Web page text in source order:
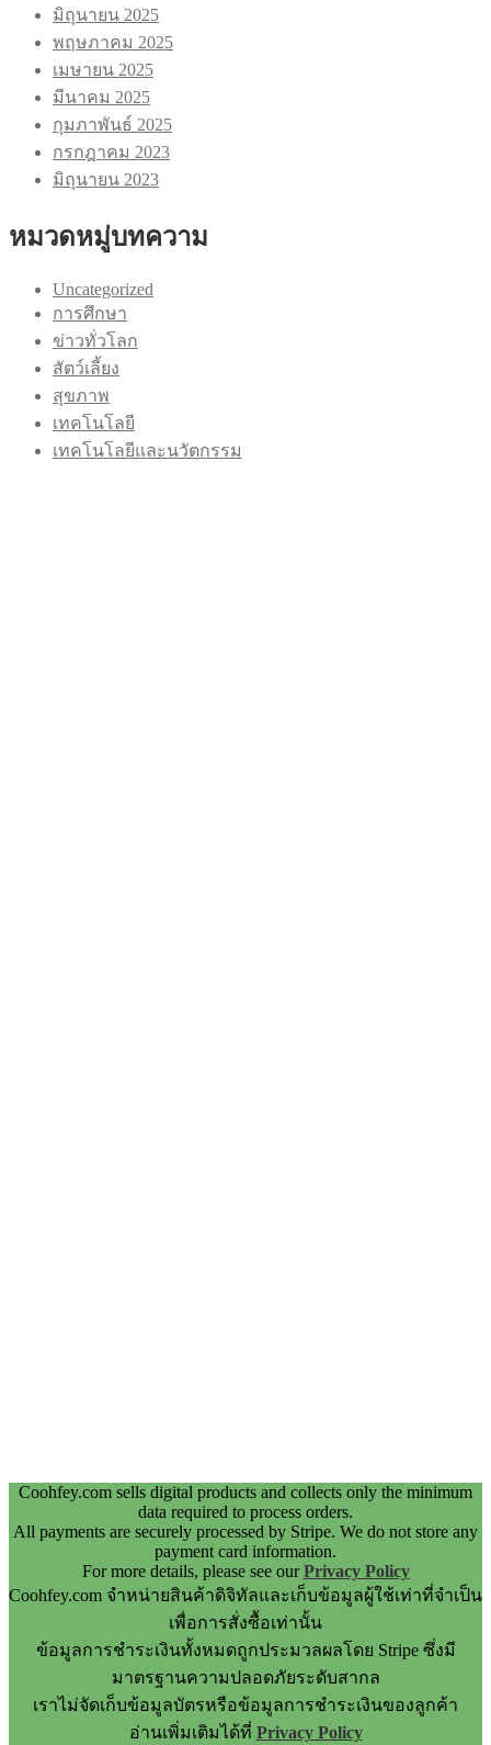
มิถุนายน 2025
พฤษภาคม 2025
เมษายน 2025
มีนาคม 2025
กุมภาพันธ์ 2025
กรกฎาคม 2023
มิถุนายน 2023
หมวดหมู่บทความ
Uncategorized
การศึกษา
ข่าวทั่วโลก
สัตว์เลี้ยง
สุขภาพ
เทคโนโลยี
เทคโนโลยีและนวัตกรรม
Coohfey.com sells digital products and collects only the minimum
data required to process orders.
All payments are securely processed by Stripe. We do not store any
payment card information.
For more details, please see ourPrivacy Policy
Coohfey.com จำหน่ายสินค้าดิจิทัลและเก็บข้อมูลผู้ใช้เท่าที่จำเป็น
เพื่อการสั่งซื้อเท่านั้น
ข้อมูลการชำระเงินทั้งหมดถูกประมวลผลโดย Stripe ซึ่งมี
มาตรฐานความปลอดภัยระดับสากล
เราไม่จัดเก็บข้อมูลบัตรหรือข้อมูลการชำระเงินของลูกค้า
อ่านเพิ่มเติมได้ที่ Privacy Policy